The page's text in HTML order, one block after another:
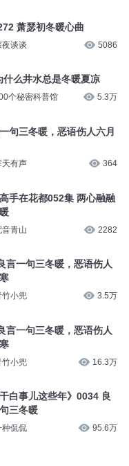
萧瑟初冬暖心曲
夜谈谈 5086
什么井水总是冬暖夏凉
个秘密科普馆 5.3万
句三冬暖，恶语伤人六月
天有声 364
手在花都052集 两心融融
音青山 2282
言一句三冬暖，恶语伤人
竹小兜 3.5万
言一句三冬暖，恶语伤人
竹小兜 16.3万
干白事儿这些年》0034 良
三冬暖
种侃侃 95.6万